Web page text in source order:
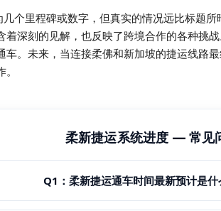
几个里程碑或数字，但真实的情况远比标题
着深刻的见解，也反映了跨境合作的各种挑
车。未来，当连接柔佛和新加坡的捷运线路
柔新捷运系统进度 — 常见
Q1：柔新捷运通车时间最新预计是什